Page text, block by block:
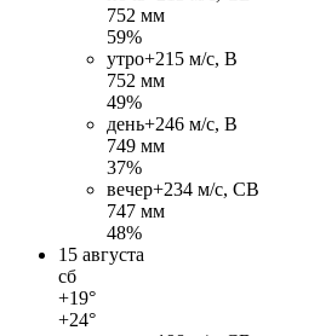
752 мм
59%
утро+21 5 м/c, В
752 мм
49%
день+246 м/c, В
749 мм
37%
вечер+234 м/c, СВ
747 мм
48%
15 августа
сб
+19°
+24°